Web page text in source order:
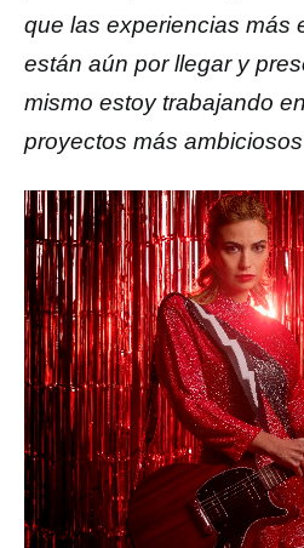
que las experiencias más
están aún por llegar y
mismo estoy trabajando
proyectos más